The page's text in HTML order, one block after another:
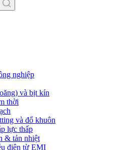
nghiệp
và bịt kín
thời
và đổ khuôn
lực thấp
& tản nhiệt
điện từ EMI